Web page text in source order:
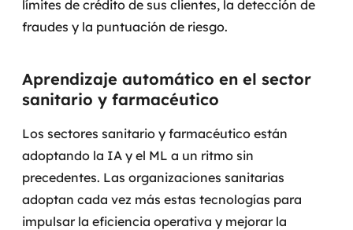
límites de crédito de sus clientes, la detección de
fraudes y la puntuación de riesgo.
Aprendizaje automático en el sector
sanitario y farmacéutico
Los sectores sanitario y farmacéutico están
adoptando la IA y el ML a un ritmo sin
precedentes. Las organizaciones sanitarias
adoptan cada vez más estas tecnologías para
impulsar la eficiencia operativa y mejorar la